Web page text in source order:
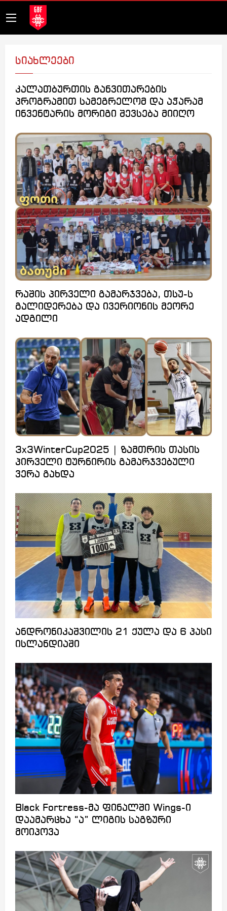
სიახლეები
კალათბურთის განვითარების
პროგრამით სამეგრელომ და აჭარამ
ინვენტარის მორიგი შევსება მიიღო
რაშის პირველი გამარჯვება, თსუ-ს
გალიდერება და ივერიონის მეორე
ადგილი
3x3WinterCup2025 | ზამთრის თასის
პირველი ტურნირის გამარჯვებული
ვერა გახდა
ანდრონიკაშვილის 21 ქულა და 6 პასი
ისლანდიაში
Black Fortress-მა ფინალში Wings-ი
დაამარცხა “ა” ლიგის საგზური
მოიპოვა